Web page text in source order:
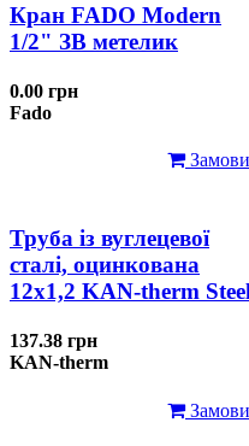
Кран FADO Modern
1/2" ЗВ метелик
0.00 грн
Fado
Труба із вуглецевої
сталі, оцинкована
12x1,2 KAN-therm
137.38 грн
KAN-therm